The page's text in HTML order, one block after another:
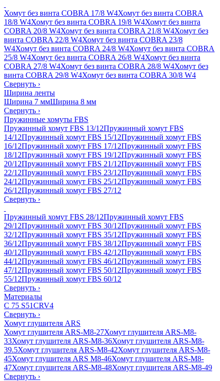
Хомут без винта COBRA 17/8 W4Хомут без винта COBRA
18/8 W4Хомут без винта COBRA 19/8 W4Хомут без винта
COBRA 20/8 W4Хомут без винта COBRA 21/8 W4Хомут без
винта COBRA 22/8 W4Хомут без винта COBRA 23/8
W4Хомут без винта COBRA 24/8 W4Хомут без винта COBRA
25/8 W4Хомут без винта COBRA 26/8 W4Хомут без винта
COBRA 27/8 W4Хомут без винта COBRA 28/8 W4Хомут без
винта COBRA 29/8 W4Хомут без винта COBRA 30/8 W4
Свернуть ›
Ширина ленты
Ширина 7 ммШирина 8 мм
Свернуть ›
Пружинные хомуты FBS
Пружинный хомут FBS 13/12Пружинный хомут FBS
14/12Пружинный хомут FBS 15/12Пружинный хомут FBS
16/12Пружинный хомут FBS 17/12Пружинный хомут FBS
18/12Пружинный хомут FBS 19/12Пружинный хомут FBS
20/12Пружинный хомут FBS 21/12Пружинный хомут FBS
22/12Пружинный хомут FBS 23/12Пружинный хомут FBS
24/12Пружинный хомут FBS 25/12Пружинный хомут FBS
26/12Пружинный хомут FBS 27/12
Свернуть ›
Пружинный хомут FBS 28/12Пружинный хомут FBS
29/12Пружинный хомут FBS 30/12Пружинный хомут FBS
32/12Пружинный хомут FBS 35/12Пружинный хомут FBS
36/12Пружинный хомут FBS 38/12Пружинный хомут FBS
40/12Пружинный хомут FBS 42/12Пружинный хомут FBS
44/12Пружинный хомут FBS 46/12Пружинный хомут FBS
47/12Пружинный хомут FBS 50/12Пружинный хомут FBS
55/12Пружинный хомут FBS 60/12
Свернуть ›
Материалы
C 75 S51CRV4
Свернуть ›
Хомут глушителя ARS
Хомут глушителя ARS-M8-27Хомут глушителя ARS-M8-
33Хомут глушителя ARS-M8-36Хомут глушителя ARS-M8-
39.5Хомут глушителя ARS-M8-42Хомут глушителя ARS-M8-
45Хомут глушителя ARS M8-46Хомут глушителя ARS-M8-
47Хомут глушителя ARS-M8-48Хомут глушителя ARS-M8-49
Свернуть ›